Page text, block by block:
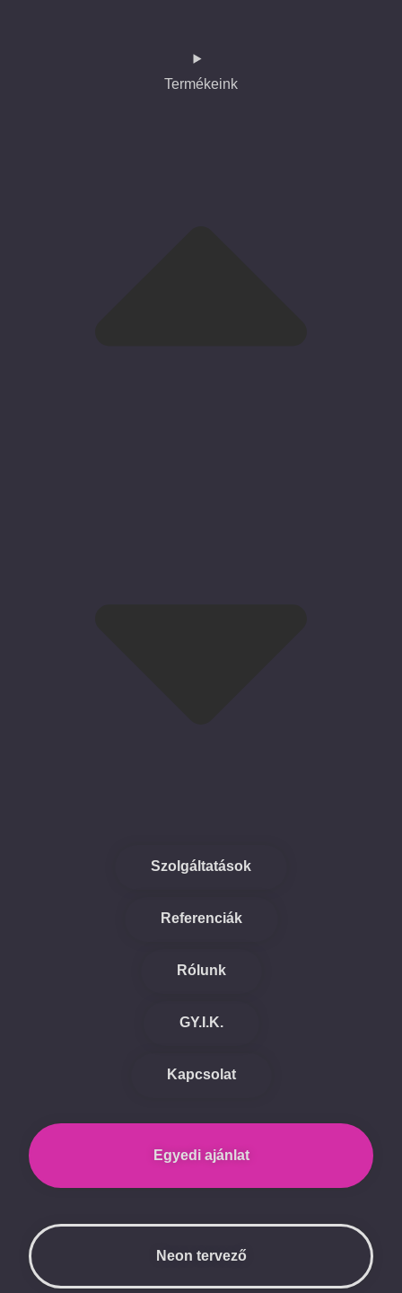
Termékeink
Szolgáltatások
Referenciák
Rólunk
GY.I.K.
Kapcsolat
Egyedi ajánlat
Neon tervező